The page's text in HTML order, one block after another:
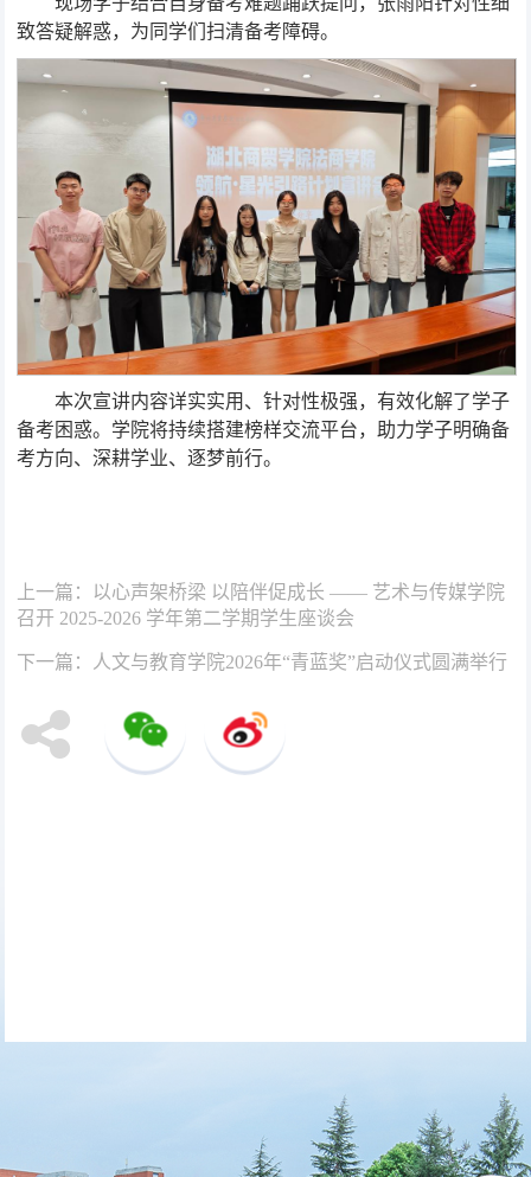
致答疑解惑，为同学们扫清备考障碍。
本次宣讲内容详实实用、针对性极强，有效化解了学子
备考困惑。学院将持续搭建榜样交流平台，助力学子明确备
考方向、深耕学业、逐梦前行。
上一篇： 以心声架桥梁 以陪伴促成长 —— 艺术与传媒学院
召开 2025-2026 学年第二学期学生座谈会
下一篇： 人文与教育学院2026年“青蓝奖”启动仪式圆满举行